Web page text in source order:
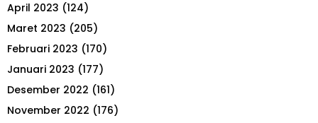
April 2023 (124)
Maret 2023 (205)
Februari 2023 (170)
Januari 2023 (177)
Desember 2022 (161)
November 2022 (176)